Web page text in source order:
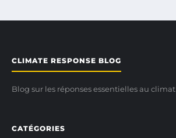
CLIMATE RESPONSE BLOG
Blog sur les réponses essentielles au climat
CATÉGORIES